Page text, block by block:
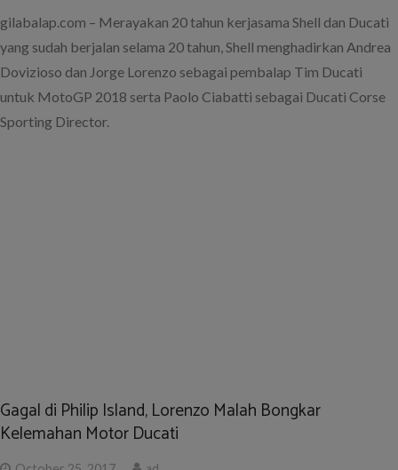
gilabalap.com – Merayakan 20 tahun kerjasama Shell dan Ducati
yang sudah berjalan selama 20 tahun, Shell menghadirkan Andrea
Dovizioso dan Jorge Lorenzo sebagai pembalap Tim Ducati
untuk MotoGP 2018 serta Paolo Ciabatti sebagai Ducati Corse
Sporting Director.
Gagal di Philip Island, Lorenzo Malah Bongkar
Kelemahan Motor Ducati